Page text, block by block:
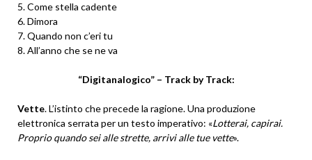
5. Come stella cadente
6. Dimora
7. Quando non c’eri tu
8. All’anno che se ne va
“Digitanalogico” – Track by Track:
Vette. L’istinto che precede la ragione. Una produzione
elettronica serrata per un testo imperativo: «Lotterai, capirai.
Proprio quando sei alle strette, arrivi alle tue vette».